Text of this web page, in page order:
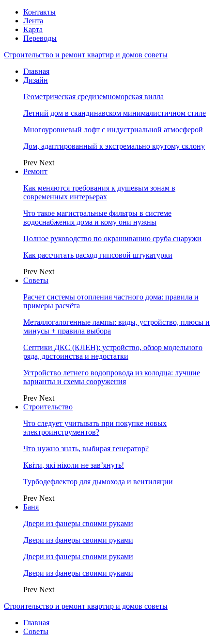
Контакты
Лента
Карта
Переводы
Строительство и ремонт квартир и домов советы
Главная
Дизайн
Геометрическая средиземноморская вилла
Летний дом в скандинавском минималистичном стиле
Многоуровневый лофт с индустриальной атмосферой
Дом, адаптированный к экстремально крутому склону
Prev Next
Ремонт
Как меняются требования к душевым зонам в
современных интерьерах
Что такое магистральные фильтры в системе
водоснабжения дома и кому они нужны
Полное руководство по окрашиванию сруба снаружи
Как рассчитать расход гипсовой штукатурки
Prev Next
Советы
Расчет системы отопления частного дома: правила и
примеры расчёта
Металлогалогенные лампы: виды, устройство, плюсы и
минусы + правила выбора
Септики ДКС (КЛЕН): устройство, обзор модельного
ряда, достоинства и недостатки
Устройство летнего водопровода из колодца: лучшие
варианты и схемы сооружения
Prev Next
Строительство
Что следует учитывать при покупке новых
электроинструментов?
Что нужно знать, выбирая генератор?
Квіти, які ніколи не зав’януть!
Турбодефлектор для дымохода и вентиляции
Prev Next
Баня
Двери из фанеры своими руками
Двери из фанеры своими руками
Двери из фанеры своими руками
Двери из фанеры своими руками
Prev Next
Строительство и ремонт квартир и домов советы
Главная
Советы